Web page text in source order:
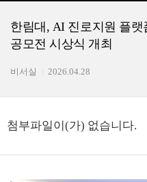
한림대, AI 진로지원 플랫
공모전 시상식 개최
비서실 2026.04.28
첨부파일이(가) 없습니다.